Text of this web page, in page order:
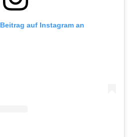
auf Instagram an